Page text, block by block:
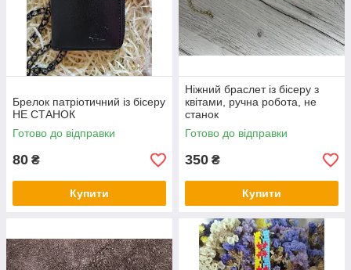
Брелок патріотичний із бісеру
НЕ СТАНОК
Готово до відправки
80 ₴
Купити
Ніжний браслет із бісеру з
квітами, ручна робота, не
станок
Готово до відправки
350 ₴
Купити